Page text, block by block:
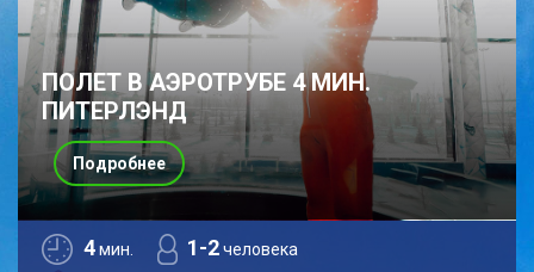
ПОЛЕТ В АЭРОТРУБЕ 4 МИН.
ПИТЕРЛЭНД
4мин. 1-2человека
Подробнее